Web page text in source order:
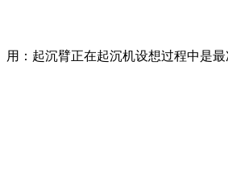
用：起沉臂正在起沉机设想过程中是